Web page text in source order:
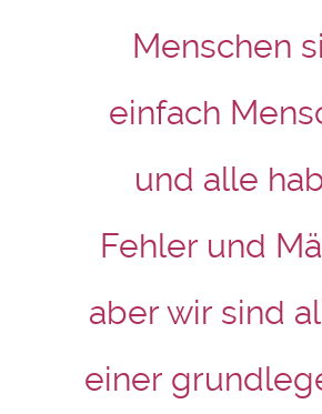
Menschen
einfach
und alle
Fehler und
aber wir sind
einer